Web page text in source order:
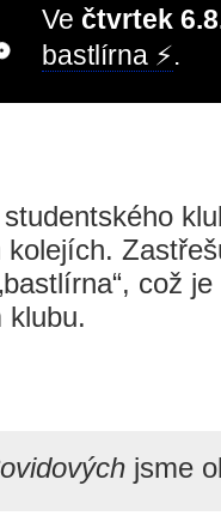
Ve čtvrtek
bastlírna ⚡.
kolejích.
což je
klubu.
jsme